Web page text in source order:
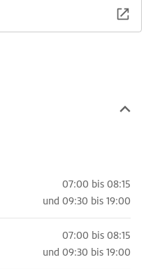
07:00 bis 08:15
und 09:30 bis 19:00
07:00 bis 08:15
und 09:30 bis 19:00